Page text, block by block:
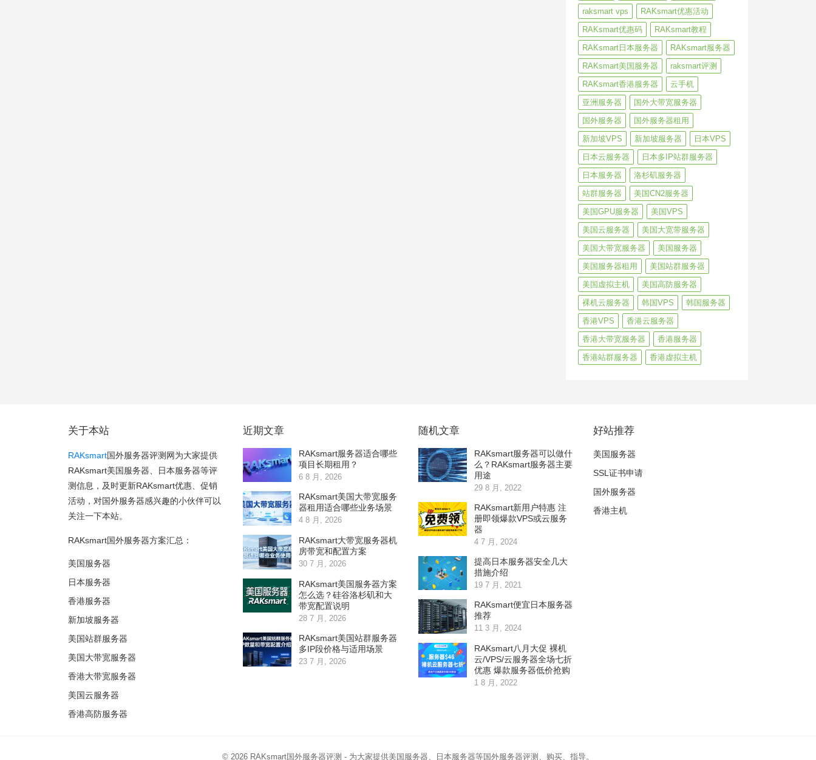
raksmart vps
RAKsmart优惠活动
RAKsmart优惠码
RAKsmart教程
RAKsmart日本服务器
RAKsmart服务器
RAKsmart美国服务器
raksmart评测
RAKsmart香港服务器
云手机
亚洲服务器
国外大带宽服务器
国外服务器
国外服务器租用
新加坡VPS
新加坡服务器
日本VPS
日本云服务器
日本多IP站群服务器
日本服务器
洛杉矶服务器
站群服务器
美国CN2服务器
美国GPU服务器
美国VPS
美国云服务器
美国大宽带服务器
美国大带宽服务器
美国服务器
美国服务器租用
美国站群服务器
美国虚拟主机
美国高防服务器
裸机云服务器
韩国VPS
韩国服务器
香港VPS
香港云服务器
香港大带宽服务器
香港服务器
香港站群服务器
香港虚拟主机
关于本站
RAKsmart国外服务器评测网为大家提供
RAKsmart美国服务器、日本服务器等评
测信息，及时更新RAKsmart优惠、促销
活动，对国外服务器感兴趣的小伙伴可以
关注一下本站。
RAKsmart国外服务器方案汇总：
美国服务器
日本服务器
香港服务器
新加坡服务器
美国站群服务器
美国大带宽服务器
香港大带宽服务器
美国云服务器
香港高防服务器
近期文章
RAKsmart服务器适合哪些
项目长期租用？
6 8 月, 2026
RAKsmart美国大带宽服务
器租用适合哪些业务场景
4 8 月, 2026
RAKsmart大带宽服务器机
房带宽和配置方案
30 7 月, 2026
RAKsmart美国服务器方案
怎么选？硅谷洛杉矶和大
带宽配置说明
28 7 月, 2026
RAKsmart美国站群服务器
多IP段价格与适用场景
23 7 月, 2026
随机文章
RAKsmart服务器可以做什
么？RAKsmart服务器主要
用途
29 8 月, 2022
RAKsmart新用户特惠 注
册即领爆款VPS或云服务
器
4 7 月, 2024
提高日本服务器安全几大
措施介绍
19 7 月, 2021
RAKsmart便宜日本服务器
推荐
11 3 月, 2024
RAKsmart八月大促 裸机
云/VPS/云服务器全场七折
优惠 爆款服务器低价抢购
1 8 月, 2022
好站推荐
美国服务器
SSL证书申请
国外服务器
香港主机
© 2026 RAKsmart国外服务器评测 - 为大家提供美国服务器、日本服务器等国外服务器评测、购买、指导。